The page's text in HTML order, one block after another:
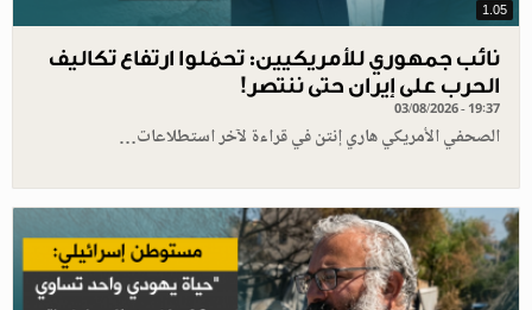
1.05
نائب جمهوري للأمريكيين: تحمّلوا ارتفاع تكاليف
الحرب على إيران حتى ننتصر!
03/08/2026 - 19:37
الصحفي الأمريكي هاري إنتن في قراءة لآخر استطلاعات…